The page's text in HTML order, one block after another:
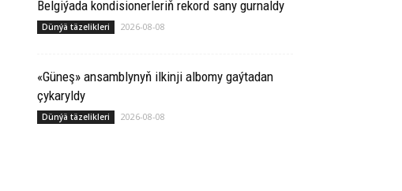
Belgiýada kondisionerleriň rekord sany gurnaldy
Dünýä täzelikleri 2026-08-08
«Güneş» ansamblynyň ilkinji albomy gaýtadan
çykaryldy
Dünýä täzelikleri 2026-08-08